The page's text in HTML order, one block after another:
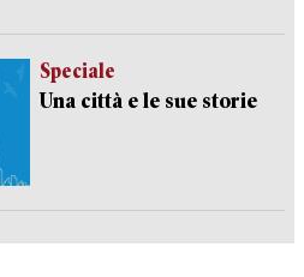
Speciale
Una città e le sue storie